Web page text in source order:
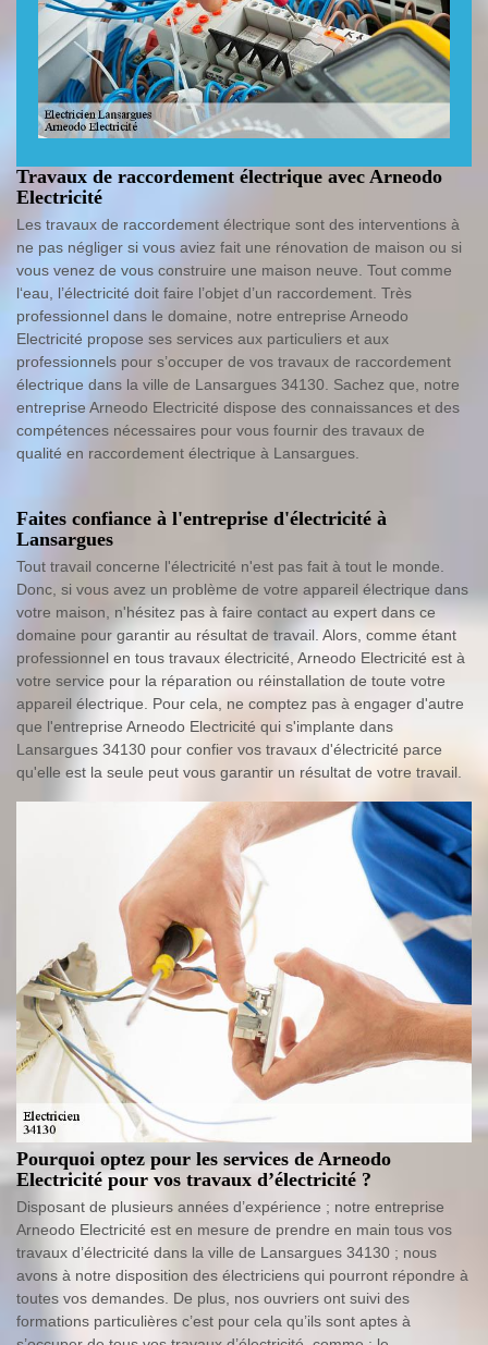
Travaux de raccordement électrique avec Arneodo
Electricité
Les travaux de raccordement électrique sont des interventions à
ne pas négliger si vous aviez fait une rénovation de maison ou si
vous venez de vous construire une maison neuve. Tout comme
l‘eau, l’électricité doit faire l’objet d’un raccordement. Très
professionnel dans le domaine, notre entreprise Arneodo
Electricité propose ses services aux particuliers et aux
professionnels pour s’occuper de vos travaux de raccordement
électrique dans la ville de Lansargues 34130. Sachez que, notre
entreprise Arneodo Electricité dispose des connaissances et des
compétences nécessaires pour vous fournir des travaux de
qualité en raccordement électrique à Lansargues.
Faites confiance à l'entreprise d'électricité à
Lansargues
Tout travail concerne l'électricité n'est pas fait à tout le monde.
Donc, si vous avez un problème de votre appareil électrique dans
votre maison, n'hésitez pas à faire contact au expert dans ce
domaine pour garantir au résultat de travail. Alors, comme étant
professionnel en tous travaux électricité, Arneodo Electricité est à
votre service pour la réparation ou réinstallation de toute votre
appareil électrique. Pour cela, ne comptez pas à engager d'autre
que l'entreprise Arneodo Electricité qui s'implante dans
Lansargues 34130 pour confier vos travaux d'électricité parce
qu'elle est la seule peut vous garantir un résultat de votre travail.
Pourquoi optez pour les services de Arneodo
Electricité pour vos travaux d’électricité ?
Disposant de plusieurs années d’expérience ; notre entreprise
Arneodo Electricité est en mesure de prendre en main tous vos
travaux d’électricité dans la ville de Lansargues 34130 ; nous
avons à notre disposition des électriciens qui pourront répondre à
toutes vos demandes. De plus, nos ouvriers ont suivi des
formations particulières c’est pour cela qu’ils sont aptes à